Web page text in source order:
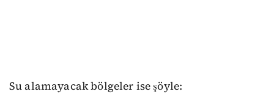
Su alamayacak bölgeler ise şöyle: